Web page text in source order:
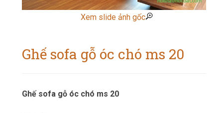
Xem slide ảnh gốc
Ghế sofa gỗ óc chó ms 20
Ghế sofa gỗ óc chó ms 20